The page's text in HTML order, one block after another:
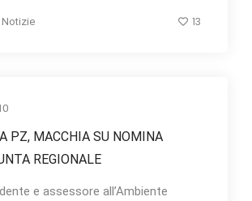
Notizie 13
PZ, MACCHIA SU NOMINA
REGIONALE
e assessore all’Ambiente